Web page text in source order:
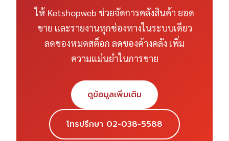
ให้ Ketshopweb ช่วยจัดการคลังสินค้า ยอด
ขาย และรายงานทุกช่องทางในระบบเดียว
ลดของหมดสต็อก ลดของค้างคลัง เพิ่ม
ความแม่นยำในการขาย
ดูข้อมูลเพิ่มเติม
โทรปรึกษา 02-038-5588